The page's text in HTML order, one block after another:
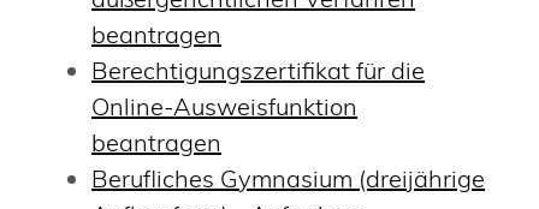
beantragen
Berechtigungszertifikat für die
Online-Ausweisfunktion
beantragen
Berufliches Gymnasium (dreijährige